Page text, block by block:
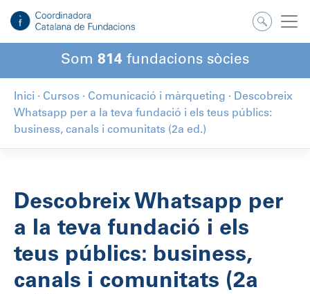
Som 814 fundacions sòcies
Inici · Cursos · Comunicació i màrqueting · Descobreix
Whatsapp per a la teva fundació i els teus públics:
business, canals i comunitats (2a ed.)
Descobreix Whatsapp per
a la teva fundació i els
teus públics: business,
canals i comunitats (2a